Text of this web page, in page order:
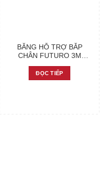
BĂNG HỖ TRỢ BẮP
CHÂN FUTURO 3M
ĐỌC TIẾP